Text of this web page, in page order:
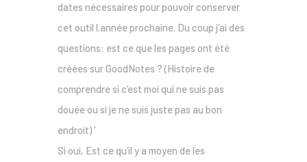
dates nécessaires pour pouvoir conserver
cet outil l.année prochaine. Du coup j’ai des
questions: est ce que les pages ont été
créées sur GoodNotes ? (Histoire de
comprendre si c’est moi qui ne suis pas
douée ou si je ne suis juste pas au bon
endroit) ‘
Si oui, Est ce qu’il y a moyen de les